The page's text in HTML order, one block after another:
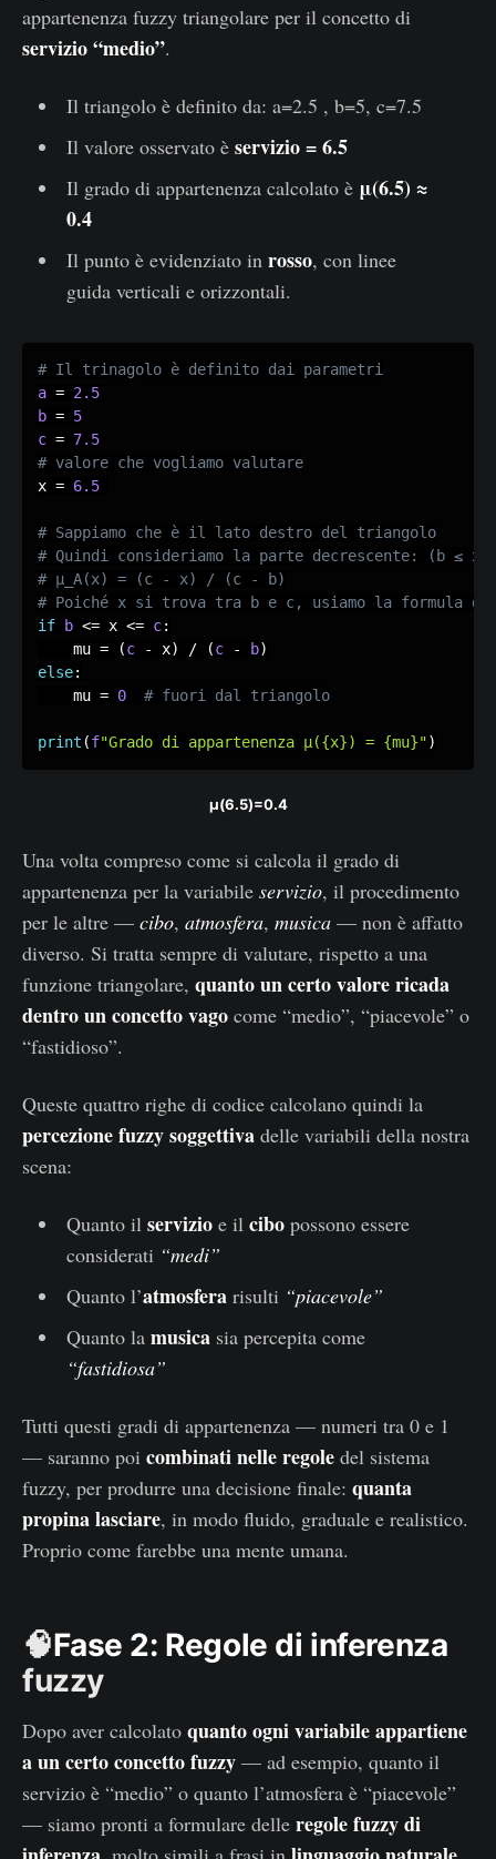
appartenenza fuzzy triangolare per il concetto di
servizio “medio”.
Il triangolo è definito da: a=2.5 , b=5, c=7.5
Il valore osservato è servizio = 6.5
Il grado di appartenenza calcolato è μ(6.5) ≈
0.4
Il punto è evidenziato in rosso, con linee
guida verticali e orizzontali.
a = 2.5
b = 5
c = 7.5
x = 6.5
if b <= x <= c:
    mu
= (c - x) / (c - b)
else:
    mu
= 0
print (f"Grado di appartenenza μ({x}) = {mu}")
μ(6.5)=0.4
Una volta compreso come si calcola il grado di
appartenenza per la variabile servizio, il procedimento
per le altre — cibo, atmosfera, musica — non è affatto
diverso. Si tratta sempre di valutare, rispetto a una
funzione triangolare, quanto un certo valore ricada
dentro un concetto vago come “medio”, “piacevole” o
“fastidioso”.
Queste quattro righe di codice calcolano quindi la
percezione fuzzy soggettiva delle variabili della nostra
scena:
Quanto il servizioe il cibopossono essere
considerati “medi”
Quanto l’atmosferarisulti “piacevole”
Quanto la musicasia percepita come
“fastidiosa”
Tutti questi gradi di appartenenza — numeri tra 0 e 1
— saranno poi combinati nelle regole del sistema
fuzzy, per produrre una decisione finale: quanta
propina lasciare, in modo fluido, graduale e realistico.
Proprio come farebbe una mente umana.
🧠Fase 2: Regole di inferenza
fuzzy
Dopo aver calcolato quanto ogni variabile appartiene
a un certo concetto fuzzy — ad esempio, quanto il
servizio è “medio” o quanto l’atmosfera è “piacevole”
— siamo pronti a formulare delle regole fuzzy di